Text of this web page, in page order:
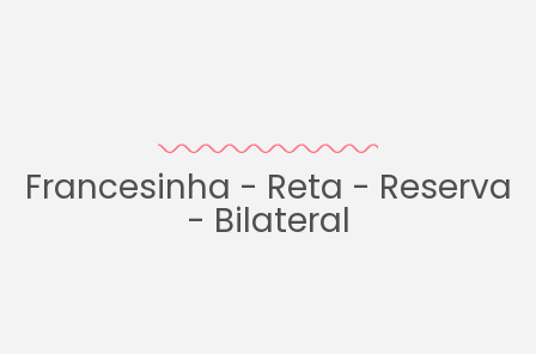
Francesinha - Reta - Reserva
- Bilateral